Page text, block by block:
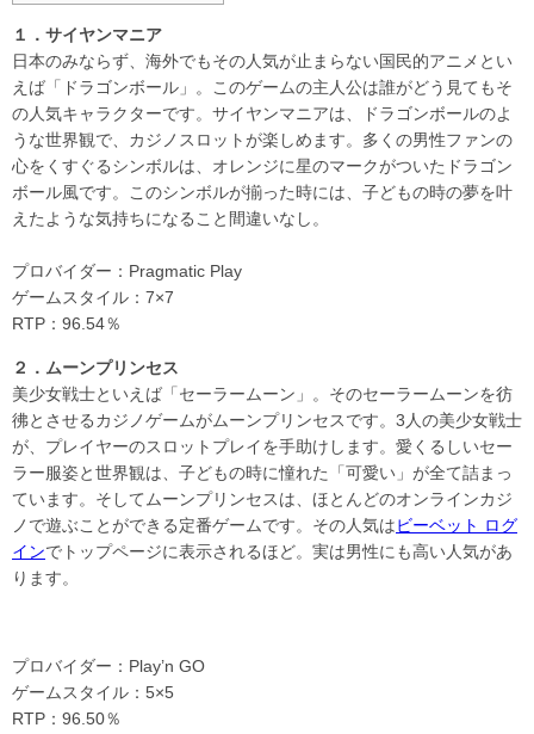
１．サイヤンマニア
日本のみならず、海外でもその人気が止まらない国民的アニメとい
えば「ドラゴンボール」。このゲームの主人公は誰がどう見てもそ
の人気キャラクターです。サイヤンマニアは、ドラゴンボールのよ
うな世界観で、カジノスロットが楽しめます。多くの男性ファンの
心をくすぐるシンボルは、オレンジに星のマークがついたドラゴン
ボール風です。このシンボルが揃った時には、子どもの時の夢を叶
えたような気持ちになること間違いなし。
プロバイダー：Pragmatic Play
ゲームスタイル：7×7
RTP：96.54％
２．ムーンプリンセス
美少女戦士といえば「セーラームーン」。そのセーラームーンを彷
彿とさせるカジノゲームがムーンプリンセスです。3人の美少女戦士
が、プレイヤーのスロットプレイを手助けします。愛くるしいセー
ラー服姿と世界観は、子どもの時に憧れた「可愛い」が全て詰まっ
ています。そしてムーンプリンセスは、ほとんどのオンラインカジ
ノで遊ぶことができる定番ゲームです。その人気はビーベット ログ
インでトップページに表示されるほど。実は男性にも高い人気があ
ります。
プロバイダー：Play’n GO
ゲームスタイル：5×5
RTP：96.50％